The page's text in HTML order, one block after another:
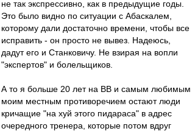
не так экспрессивно, как в предыдущие годы.
Это было видно по ситуации с Абаскалем,
которому дали достаточно времени, чтобы все
исправить - он просто не вывез. Надеюсь,
дадут его и Станковичу. Не взирая на вопли
"экспертов" и болельщиков.
А то я больше 20 лет на ВВ и самым любимым
моим местным противоречием остают люди
кричащие "на хуй этого пидараса" в адрес
очередного тренера, которые потом вдруг